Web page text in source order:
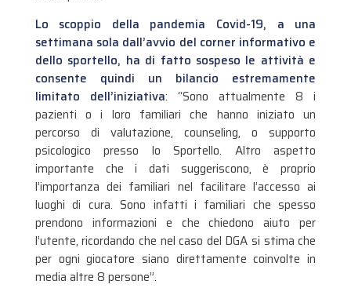
Lo scoppio della pandemia Covid-19, a una
settimana sola dall’avvio del corner informativo e
dello sportello, ha di fatto sospeso le attività e
consente quindi un bilancio estremamente
limitato dell’iniziativa: “Sono attualmente 8 i
pazienti o i loro familiari che hanno iniziato un
percorso di valutazione, counseling, o supporto
psicologico presso lo Sportello. Altro aspetto
importante che i dati suggeriscono, è proprio
l’importanza dei familiari nel facilitare l’accesso ai
luoghi di cura. Sono infatti i familiari che spesso
prendono informazioni e che chiedono aiuto per
l’utente, ricordando che nel caso del DGA si stima che
per ogni giocatore siano direttamente coinvolte in
media altre 8 persone”.